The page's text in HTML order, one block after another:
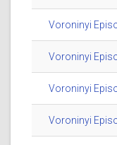
Voroninyi
Voroninyi
Voroninyi
Voroninyi